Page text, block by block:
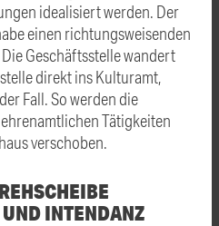
idealisiert werden. Der
einen richtungsweisenden
Geschäftsstelle wandert
direkt ins Kulturamt,
Fall. So werden die
Tätigkeiten
verschoben.
INTENDANZ